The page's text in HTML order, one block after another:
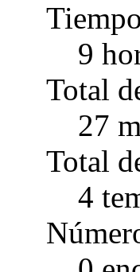
9
Total
27
Total
4